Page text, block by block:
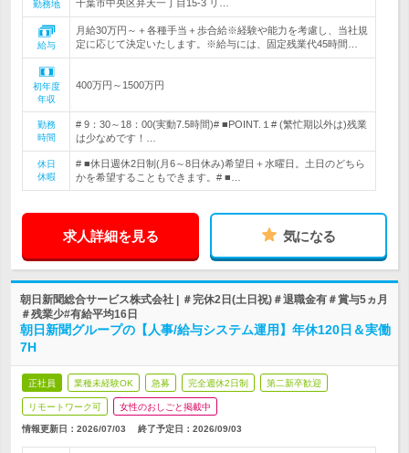
勤務地 千葉市中央区弁天一丁目15-3 リ…
給与
月給30万円～＋各種手当＋歩合給※経験や能力を考慮し、当社規
定に応じて決定いたします。※給与には、固定残業代45時間…
初年度
年収
400万円～1500万円
勤務
時間
# 9：30～18：00(実動7.5時間)# ■POINT.１# (繁忙期以外は)残業
は少なめです！…
休日
休暇
# ■休日週休2日制(月6～8日休み)希望日＋水曜日。土日のどちら
かを希望することもできます。# ■…
求人詳細を見る 気になる
朝日新聞総合サービス株式会社 | ＃完休2日(土日祝)＃退職金有＃賞与5ヵ月
＃残業少#有給平均16日
朝日新聞グループの【人事/給与システム運用】年休120日＆実働
7H
正社員 業種未経験OK 急募 完全週休2日制 第二新卒歓迎
リモートワーク可 女性のおしごと掲載中
情報更新日：2026/07/03 終了予定日： 2026/09/03